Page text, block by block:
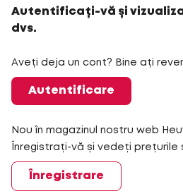
Autentificați-vă și
dvs.
Aveți deja un cont? Bine ați
Autentificare
Nou în magazinul nostru web
Înregistrați-vă și vedeți prețurile
Înregistrare